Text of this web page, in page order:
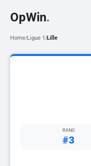
OpWin.
Home/Ligue 1 /Lille
RANG
#3